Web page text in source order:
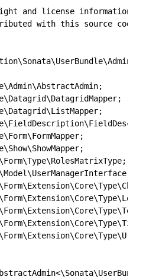
and license information,
with this source code.